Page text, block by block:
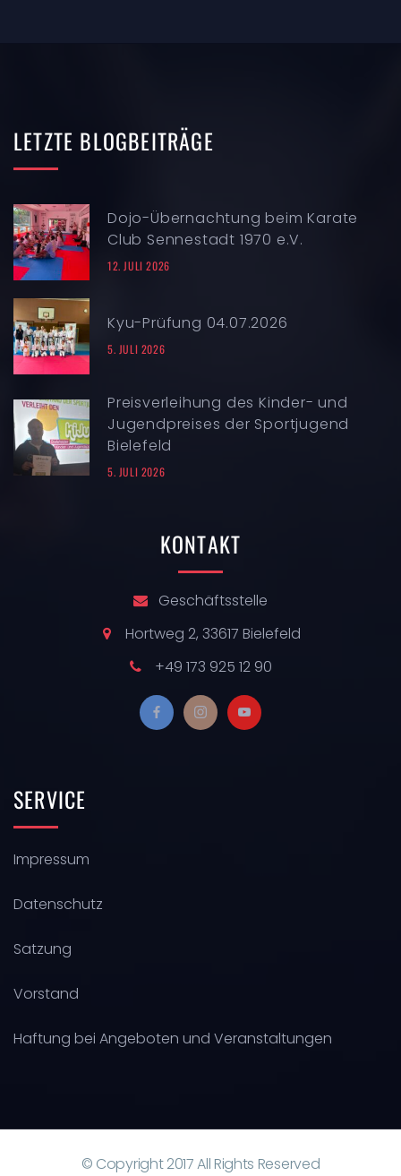
LETZTE BLOGBEITRÄGE
Dojo-Übernachtung beim Karate
Club Sennestadt 1970 e.V.
12. JULI 2026
Kyu-Prüfung 04.07.2026
5. JULI 2026
Preisverleihung des Kinder- und
Jugendpreises der Sportjugend
Bielefeld
5. JULI 2026
KONTAKT
Geschäftsstelle
Hortweg 2, 33617 Bielefeld
+49 173 925 12 90
SERVICE
Impressum
Datenschutz
Satzung
Vorstand
Haftung bei Angeboten und Veranstaltungen
© Copyright 2017 All Rights Reserved